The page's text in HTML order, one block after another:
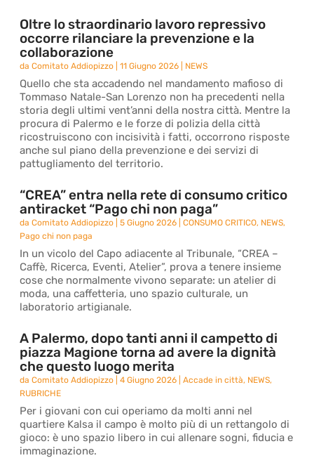
Oltre lo straordinario lavoro repressivo
occorre rilanciare la prevenzione e la
collaborazione
daComitato Addiopizzo |11 Giugno 2026 NEWS
Quello che sta accadendo nel mandamento mafioso di
Tommaso Natale-San Lorenzo non ha precedenti nella
storia degli ultimi vent’anni della nostra città. Mentre la
procura di Palermo e le forze di polizia della città
ricostruiscono con incisività i fatti, occorrono risposte
anche sul piano della prevenzione e dei servizi di
pattugliamento del territorio.
“CREA” entra nella rete di consumo critico
antiracket “Pago chi non paga”
daComitato Addiopizzo |5 Giugno 2026 |CONSUMO CRITICO, NEWS,
Pago chi non paga
In un vicolo del Capo adiacente al Tribunale, “CREA –
Caffè, Ricerca, Eventi, Atelier”, prova a tenere insieme
cose che normalmente vivono separate: un atelier di
moda, una caffetteria, uno spazio culturale, un
laboratorio artigianale.
A Palermo, dopo tanti anni il campetto di
piazza Magione torna ad avere la dignità
che questo luogo merita
daComitato Addiopizzo |4 Giugno 2026 |Accade in città, NEWS,
RUBRICHE
Per i giovani con cui operiamo da molti anni nel
quartiere Kalsa il campo è molto più di un rettangolo di
gioco: è uno spazio libero in cui allenare sogni, fiducia e
immaginazione.